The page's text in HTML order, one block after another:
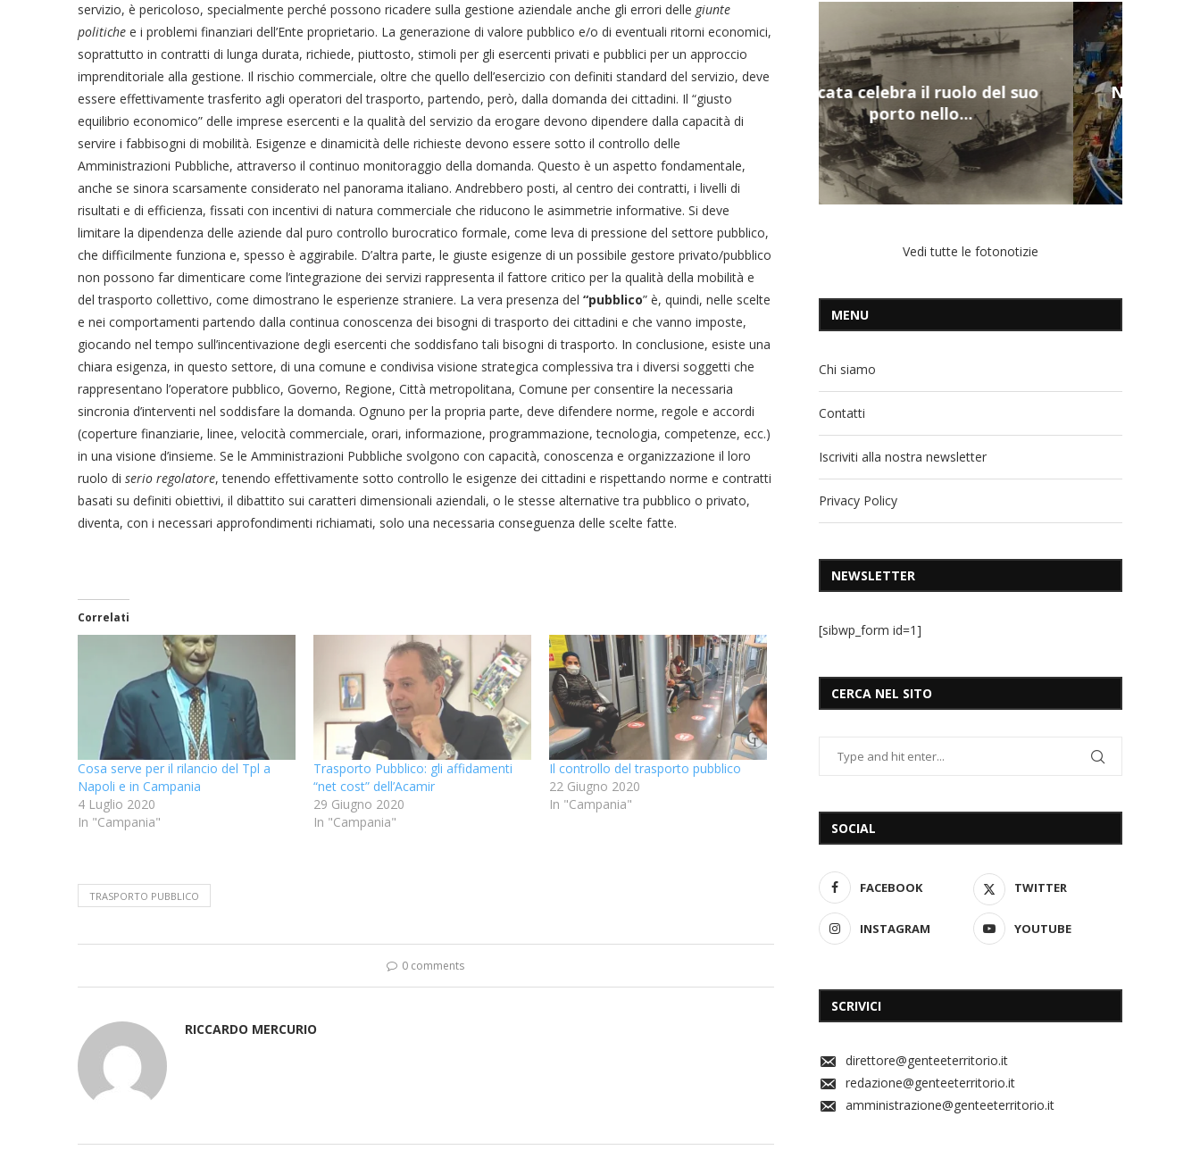
servizio, è pericoloso, specialmente perché possono ricadere sulla gestione aziendale anche gli errori delle giunte
politiche e i problemi finanziari dell’Ente proprietario. La generazione di valore pubblico e/o di eventuali ritorni economici,
soprattutto in contratti di lunga durata, richiede, piuttosto, stimoli per gli esercenti privati e pubblici per un approccio
imprenditoriale alla gestione. Il rischio commerciale, oltre che quello dell’esercizio con definiti standard del servizio, deve
essere effettivamente trasferito agli operatori del trasporto, partendo, però, dalla domanda dei cittadini. Il “giusto
equilibrio economico” delle imprese esercenti e la qualità del servizio da erogare devono dipendere dalla capacità di
servire i fabbisogni di mobilità. Esigenze e dinamicità delle richieste devono essere sotto il controllo delle
Amministrazioni Pubbliche, attraverso il continuo monitoraggio della domanda. Questo è un aspetto fondamentale,
anche se sinora scarsamente considerato nel panorama italiano. Andrebbero posti, al centro dei contratti, i livelli di
risultati e di efficienza, fissati con incentivi di natura commerciale che riducono le asimmetrie informative. Si deve
limitare la dipendenza delle aziende dal puro controllo burocratico formale, come leva di pressione del settore pubblico,
che difficilmente funziona e, spesso è aggirabile. D’altra parte, le giuste esigenze di un possibile gestore privato/pubblico
non possono far dimenticare come l’integrazione dei servizi rappresenta il fattore critico per la qualità della mobilità e
del trasporto collettivo, come dimostrano le esperienze straniere. La vera presenza del “pubblico” è, quindi, nelle scelte
e nei comportamenti partendo dalla continua conoscenza dei bisogni di trasporto dei cittadini e che vanno imposte,
giocando nel tempo sull’incentivazione degli esercenti che soddisfano tali bisogni di trasporto. In conclusione, esiste una
chiara esigenza, in questo settore, di una comune e condivisa visione strategica complessiva tra i diversi soggetti che
rappresentano l’operatore pubblico, Governo, Regione, Città metropolitana, Comune per consentire la necessaria
sincronia d’interventi nel soddisfare la domanda. Ognuno per la propria parte, deve difendere norme, regole e accordi
(coperture finanziarie, linee, velocità commerciale, orari, informazione, programmazione, tecnologia, competenze, ecc.)
in una visione d’insieme. Se le Amministrazioni Pubbliche svolgono con capacità, conoscenza e organizzazione il loro
ruolo di serio regolatore, tenendo effettivamente sotto controllo le esigenze dei cittadini e rispettando norme e contratti
basati su definiti obiettivi, il dibattito sui caratteri dimensionali aziendali, o le stesse alternative tra pubblico o privato,
diventa, con i necessari approfondimenti richiamati, solo una necessaria conseguenza delle scelte fatte.
Correlati
Cosa serve per il rilancio del Tpl a
Napoli e in Campania
4 Luglio 2020
In "Campania"
Trasporto Pubblico: gli affidamenti
“net cost” dell’Acamir
29 Giugno 2020
In "Campania"
Il controllo del trasporto pubblico
22 Giugno 2020
In "Campania"
TRASPORTO PUBBLICO
0 comments
RICCARDO MERCURIO
Licata celebra il ruolo del suo
porto nello...
Nuova tanker in acciaio inox
per la Navalmed
Una barca entra nel Fiordo di
Crapolla violando...
“Un’Ape tra le pagine”, prestito
digitale gratuito e...
“La Grazia” di Sorrentino
presentato da Milvia Marigliano
Licata celebra il ruolo del suo
porto nello...
Nuova tanker in acciaio inox
per la Navalmed
Vedi tutte le fotonotizie
MENU
Chi siamo
Contatti
Iscriviti alla nostra newsletter
Privacy Policy
NEWSLETTER
[sibwp_form id=1]
CERCA NEL SITO
SOCIAL
FACEBOOK TWITTER
INSTAGRAM YOUTUBE
SCRIVICI
direttore@genteeterritorio.it
redazione@genteeterritorio.it
amministrazione@genteeterritorio.it